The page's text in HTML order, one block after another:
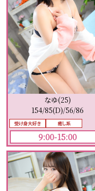
なゆ(25)
154/85(D)/56/86
9:00-15:00